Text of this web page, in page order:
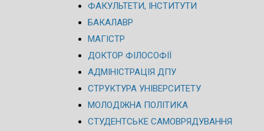
ФАКУЛЬТЕТИ, ІНСТИТУТИ
БАКАЛАВР
МАГІСТР
ДОКТОР ФІЛОСОФІЇ
АДМІНІСТРАЦІЯ ДПУ
СТРУКТУРА УНІВЕРСИТЕТУ
МОЛОДІЖНА ПОЛІТИКА
СТУДЕНТСЬКЕ САМОВРЯДУВАННЯ